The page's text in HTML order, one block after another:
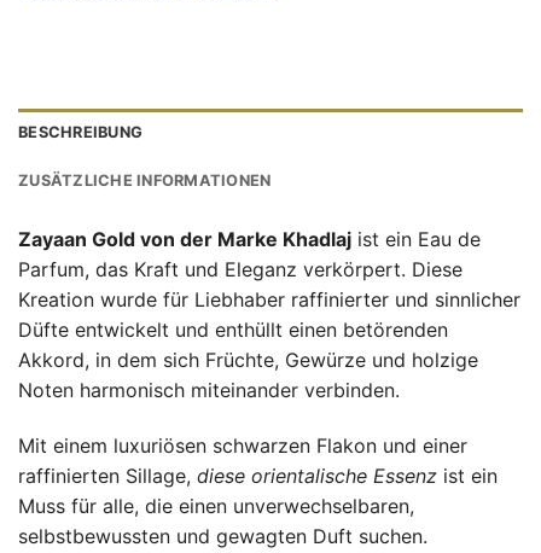
BESCHREIBUNG
ZUSÄTZLICHE INFORMATIONEN
Zayaan Gold von der Marke Khadlaj ist ein Eau de
Parfum, das Kraft und Eleganz verkörpert. Diese
Kreation wurde für Liebhaber raffinierter und sinnlicher
Düfte entwickelt und enthüllt einen betörenden
Akkord, in dem sich Früchte, Gewürze und holzige
Noten harmonisch miteinander verbinden.
Mit einem luxuriösen schwarzen Flakon und einer
raffinierten Sillage, diese orientalische Essenz ist ein
Muss für alle, die einen unverwechselbaren,
selbstbewussten und gewagten Duft suchen.